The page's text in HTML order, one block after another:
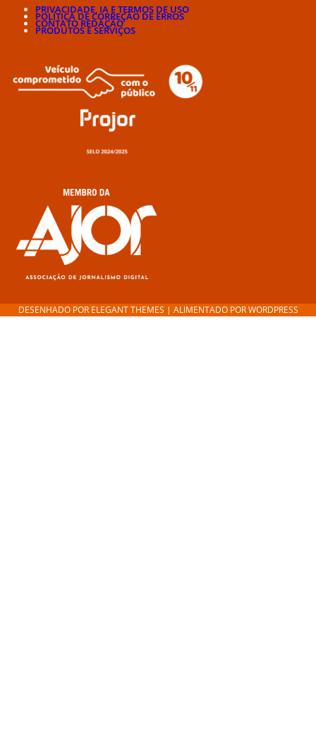
PRIVACIDADE, IA E TERMOS DE USO
POLÍTICA DE CORREÇÃO DE ERROS
CONTATO REDAÇÃO
PRODUTOS E SERVIÇOS
DESENHADO POR ELEGANT THEMES | ALIMENTADO PORWORDPRESS